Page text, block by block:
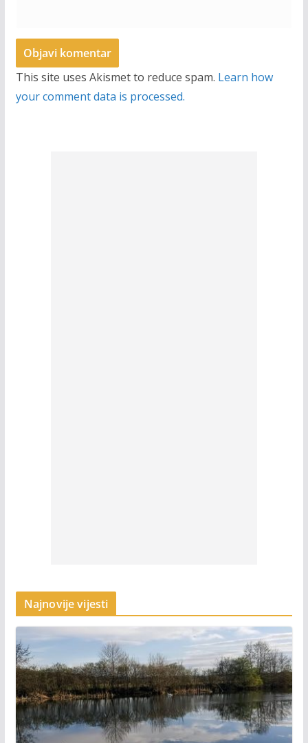
This site uses Akismet to reduce spam. Learn how
your comment data is processed.
Najnovije vijesti